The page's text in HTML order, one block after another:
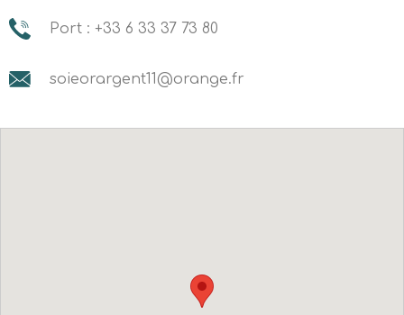
Port : +33 6 33 37 73 80
soieorargent11@orange.fr